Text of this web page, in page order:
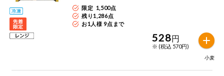
限定 1,500点
残り1,286点
お1人様 9点まで
528円
※ (税込 570円)
小麦